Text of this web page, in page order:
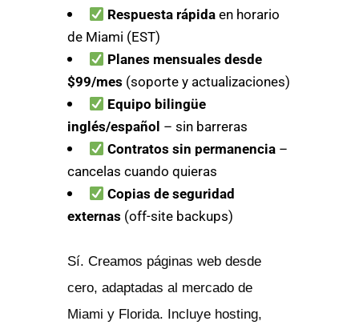
Respuesta rápida en horario
de Miami (EST)
Planes mensuales desde
$99/mes (soporte y actualizaciones)
Equipo bilingüe
inglés/español – sin barreras
Contratos sin permanencia –
cancelas cuando quieras
Copias de seguridad
externas (off-site backups)
Sí. Creamos páginas web desde
cero, adaptadas al mercado de
Miami y Florida. Incluye hosting,